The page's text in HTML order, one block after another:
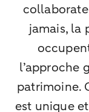
jamais, la
l’approche
patrimoine.
est unique